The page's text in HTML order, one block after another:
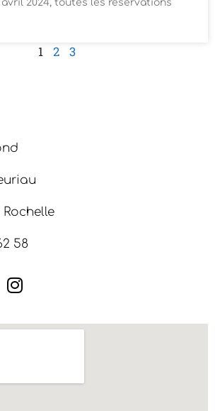
2024, toutes les réservations
1 2 3
Rochelle
58